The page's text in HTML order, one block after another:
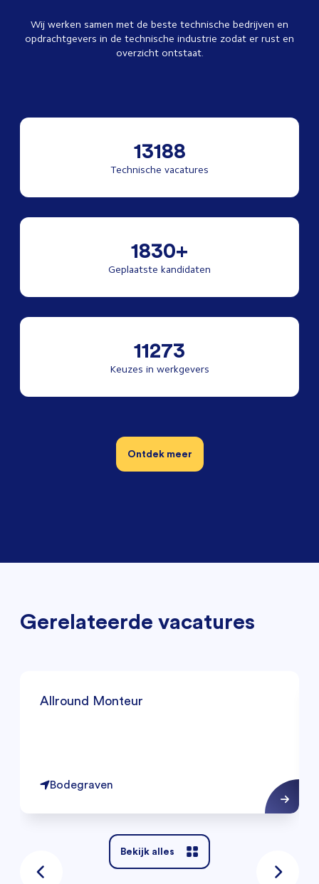
Wij werken samen met de beste technische bedrijven en
opdrachtgevers in de technische industrie zodat er rust en
overzicht ontstaat.
13188
Technische vacatures
1830+
Geplaatste kandidaten
11273
Keuzes in werkgevers
Ontdek meer
Gerelateerde vacatures
Allround Monteur
Bodegraven
Bekijk alles